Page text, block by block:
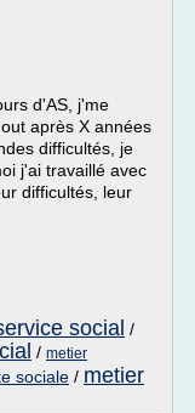
d'AS, j'me
après X années
difficultés, je
j'ai travaillé avec
difficultés, leur
social /
/ metier
sociale / metier